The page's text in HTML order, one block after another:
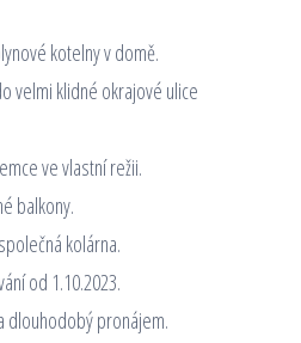
kotelny v domě.
velmi klidné okrajové ulice
ve vlastní režii.
balkony.
kolárna.
od 1.10.2023.
dlouhodobý pronájem.